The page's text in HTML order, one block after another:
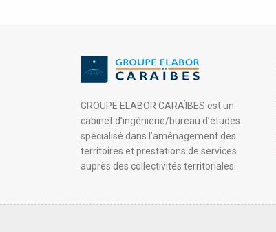
GROUPE ELABOR CARAÏBES est un
cabinet d’ingénierie/bureau d’études
spécialisé dans l’aménagement des
territoires et prestations de services
auprès des collectivités territoriales.